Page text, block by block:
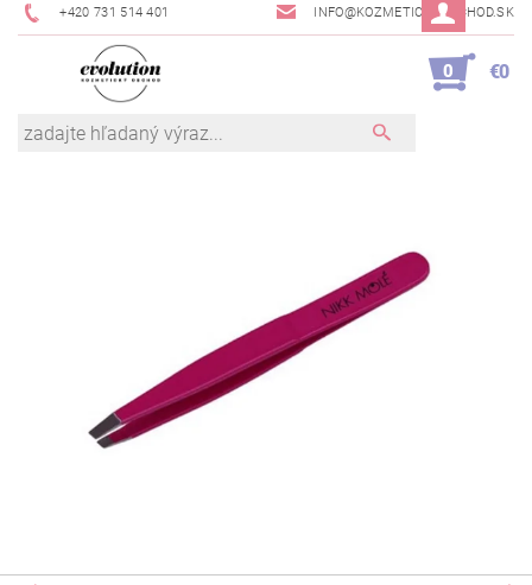
+420 731 514 401 INFO@KOZMETICKYOBCHOD.SK
0 €0